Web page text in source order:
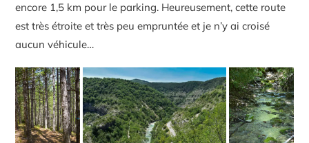
encore 1,5 km pour le parking. Heureusement, cette route
est très étroite et très peu empruntée et je n’y ai croisé
aucun véhicule…